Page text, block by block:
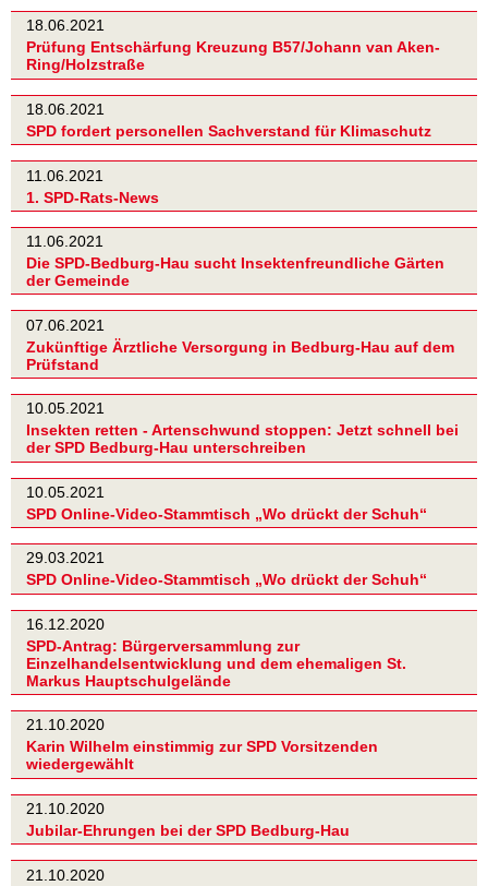
18.06.2021
Prüfung Entschärfung Kreuzung B57/Johann van Aken-
Ring/Holzstraße
18.06.2021
SPD fordert personellen Sachverstand für Klimaschutz
11.06.2021
1. SPD-Rats-News
11.06.2021
Die SPD-Bedburg-Hau sucht Insektenfreundliche Gärten
der Gemeinde
07.06.2021
Zukünftige Ärztliche Versorgung in Bedburg-Hau auf dem
Prüfstand
10.05.2021
Insekten retten - Artenschwund stoppen: Jetzt schnell bei
der SPD Bedburg-Hau unterschreiben
10.05.2021
SPD Online-Video-Stammtisch „Wo drückt der Schuh“
29.03.2021
SPD Online-Video-Stammtisch „Wo drückt der Schuh“
16.12.2020
SPD-Antrag: Bürgerversammlung zur
Einzelhandelsentwicklung und dem ehemaligen St.
Markus Hauptschulgelände
21.10.2020
Karin Wilhelm einstimmig zur SPD Vorsitzenden
wiedergewählt
21.10.2020
Jubilar-Ehrungen bei der SPD Bedburg-Hau
21.10.2020